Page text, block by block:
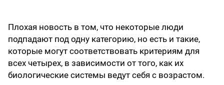
Плохая новость в том, что некоторые люди
подпадают под одну категорию, но есть и такие,
которые могут соответствовать критериям для
всех четырех, в зависимости от того, как их
биологические системы ведут себя с возрастом.